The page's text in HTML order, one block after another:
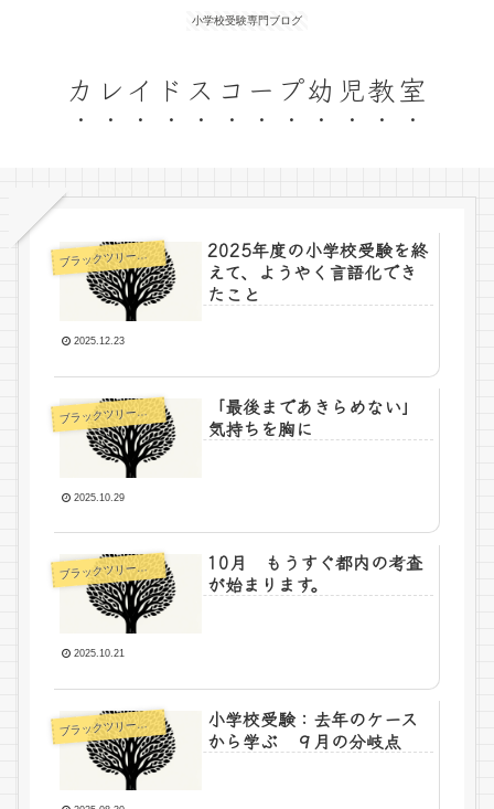
小学校受験専門ブログ
カレイドスコープ幼児教室
ブラックツリー先生の日記
2025年度の小学校受験を終
えて、ようやく言語化でき
たこと
2025.12.23
ブ
「最後まであきらめない」
気持ちを胸に
2025.10.29
ブラックツリー先生の日記
10月 もうすぐ都内の考査
が始まります。
2025.10.21
ブラックツリー先生の日記
小学校受験：去年のケース
から学ぶ ９月の分岐点